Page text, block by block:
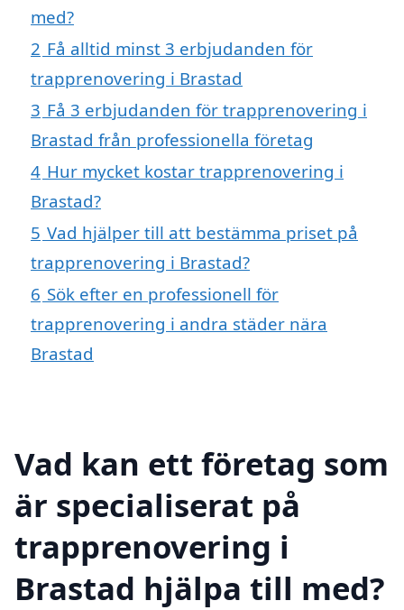
med?
2 Få alltid minst 3 erbjudanden för
trapprenovering i Brastad
3 Få 3 erbjudanden för trapprenovering i
Brastad från professionella företag
4 Hur mycket kostar trapprenovering i
Brastad?
5 Vad hjälper till att bestämma priset på
trapprenovering i Brastad?
6 Sök efter en professionell för
trapprenovering i andra städer nära
Brastad
Vad kan ett företag som
är specialiserat på
trapprenovering i
Brastad hjälpa till med?